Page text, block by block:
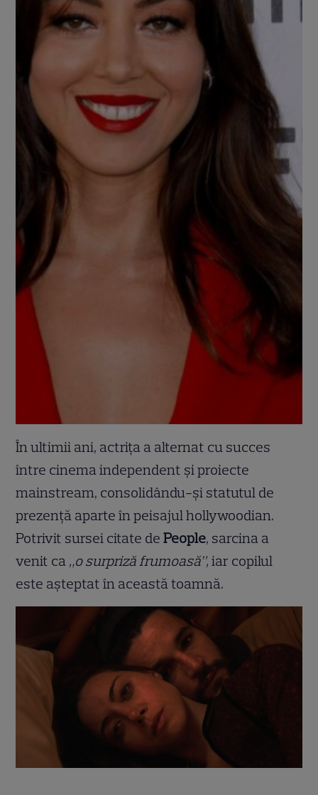
În ultimii ani, actrița a alternat cu succes
între cinema independent și proiecte
mainstream, consolidându-și statutul de
prezență aparte în peisajul hollywoodian.
Potrivit sursei citate dePeople, sarcina a
venit ca „o surpriză frumoasă”,iar copilul
este așteptat în această toamnă.